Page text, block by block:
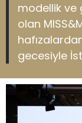
modellik ve
olan
gecesiyle